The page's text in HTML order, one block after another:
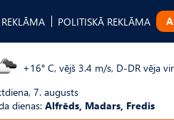
REKLĀMA POLITISKĀ REKLĀMA
+16° C, vējš 3.4 m/s, D-DR vēja
7. augusts
dienas: Alfrēds, Madars, Fredis